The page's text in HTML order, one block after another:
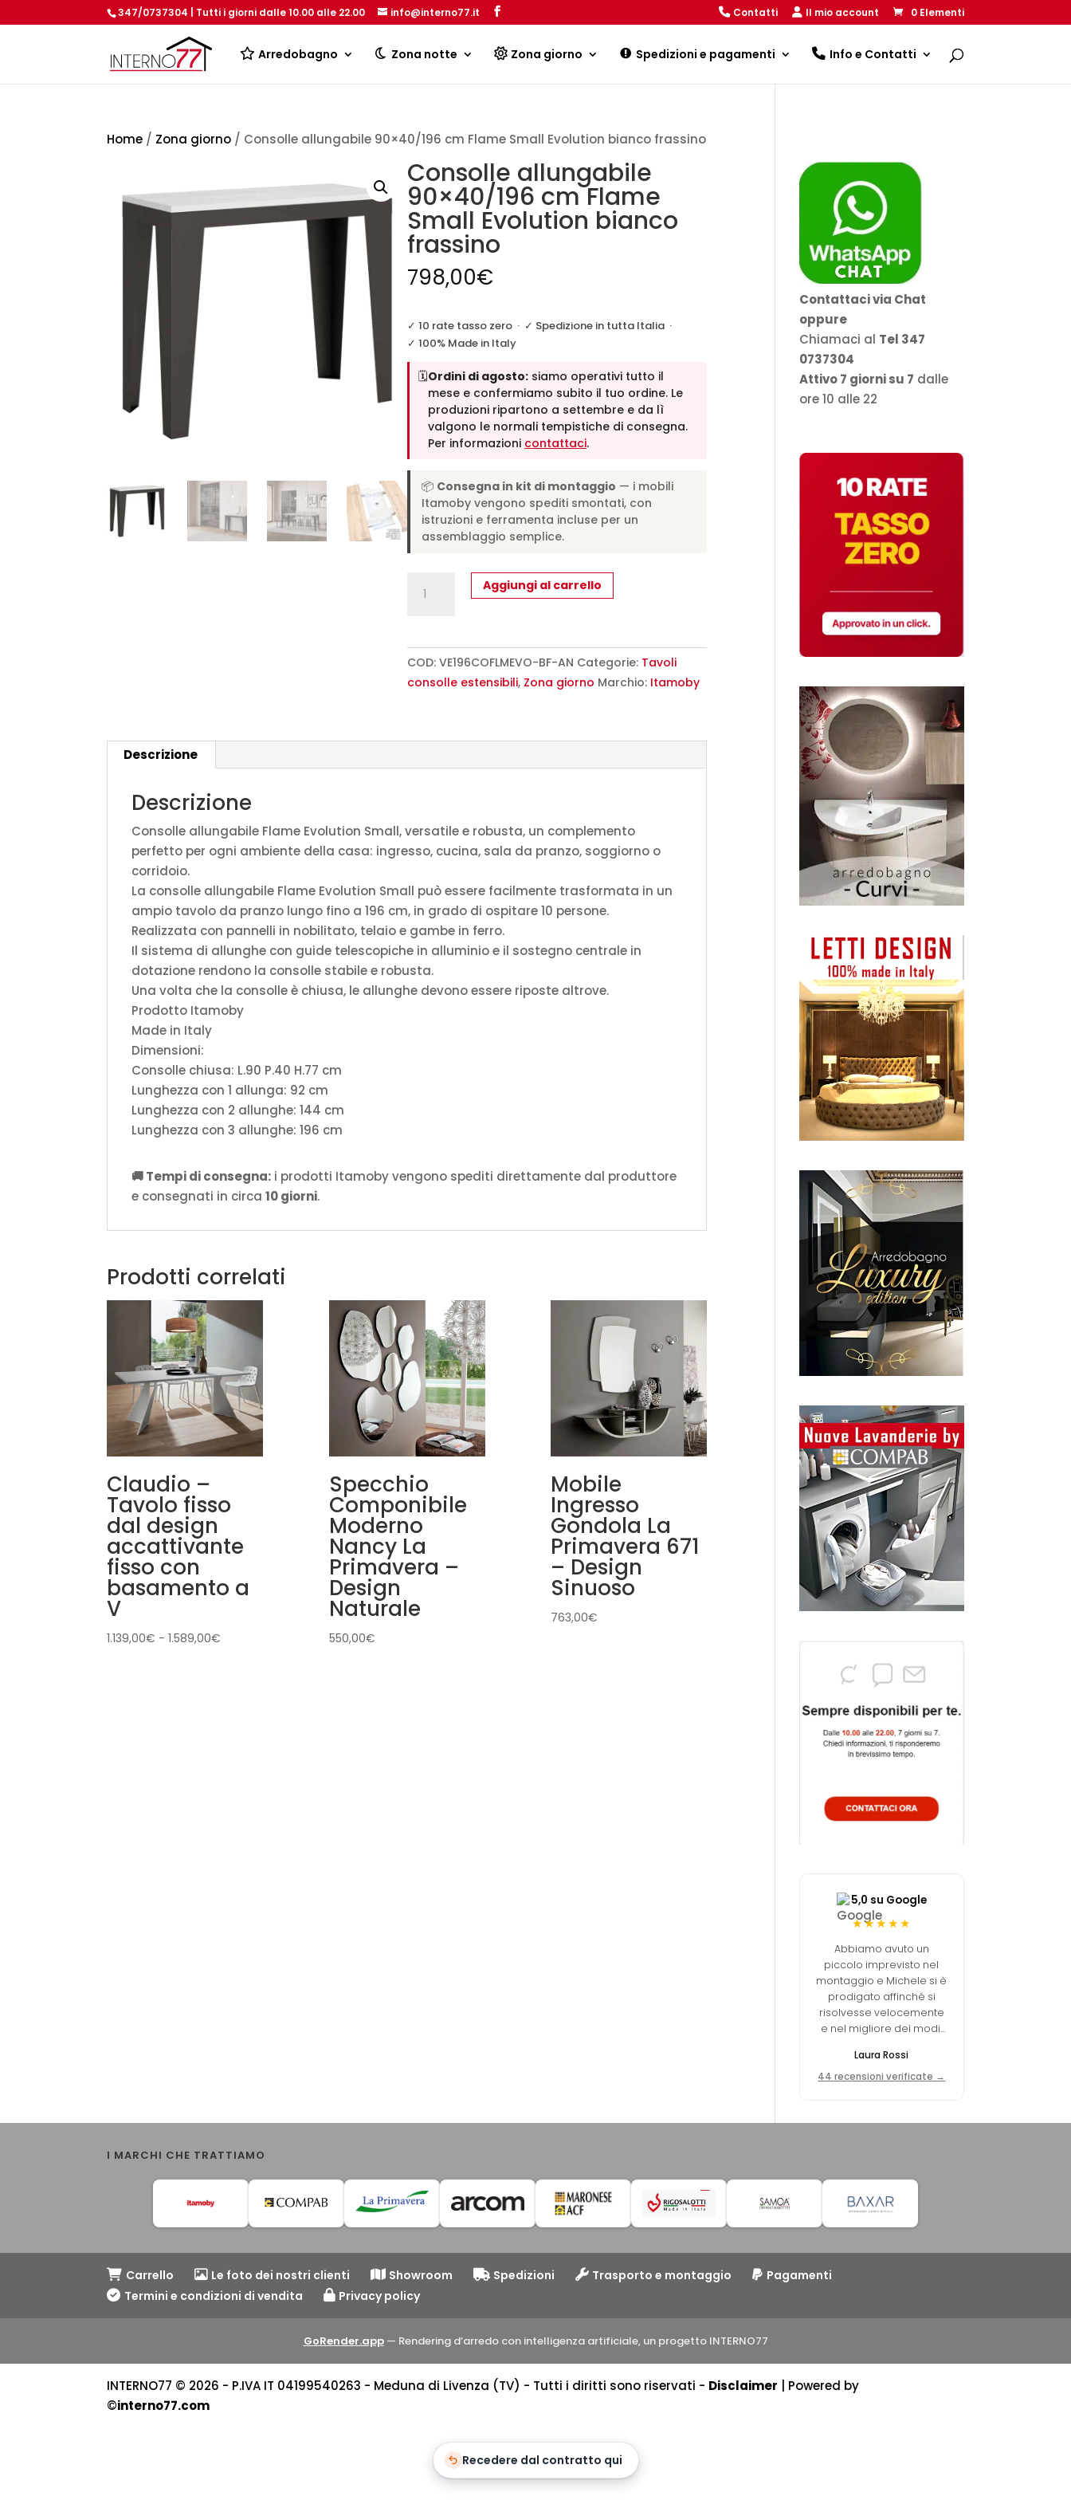
347/0737304 | Tutti i giorni dalle 10.00 alle 22.00 info@interno77.it Contatti Il mio account 0 Elementi
Arredobagno Zona notte Zona giorno Spedizioni e pagamenti Info e Contatti
Products
Home / Zona giorno / Consolle allungabile 90×40/196 cm Flame Small Evolution bianco frassino
Consolle allungabile
90×40/196 cm Flame
Small Evolution bianco
frassino
798,00€
✓ 10 rate tasso zero· ✓ Spedizione in tutta Italia·
✓ 100% Made in Italy
🗓️Ordini di agosto:siamo operativi tutto il
mese e confermiamo subito il tuo ordine. Le
produzioni ripartono a settembre e da lì
valgono le normali tempistiche di consegna.
Per informazioni contattaci.
📦 Consegna in kit di montaggio — i mobili
Itamoby vengono spediti smontati, con
istruzioni e ferramenta incluse per un
assemblaggio semplice.
allungabile
Flame
Small
frassino
Aggiungi al carrello
COD: VE196COFLMEVO-BF-AN Categorie: Tavoli
consolle estensibili, Zona giorno Marchio: Itamoby
Descrizione
Descrizione
Consolle allungabile Flame Evolution Small, versatile e robusta, un complemento
perfetto per ogni ambiente della casa: ingresso, cucina, sala da pranzo, soggiorno o
corridoio.
La consolle allungabile Flame Evolution Small può essere facilmente trasformata in un
ampio tavolo da pranzo lungo fino a 196 cm, in grado di ospitare 10 persone.
Realizzata con pannelli in nobilitato, telaio e gambe in ferro.
Il sistema di allunghe con guide telescopiche in alluminio e il sostegno centrale in
dotazione rendono la consolle stabile e robusta.
Una volta che la consolle è chiusa, le allunghe devono essere riposte altrove.
Prodotto Itamoby
Made in Italy
Dimensioni:
Consolle chiusa: L.90 P.40 H.77 cm
Lunghezza con 1 allunga: 92 cm
Lunghezza con 2 allunghe: 144 cm
Lunghezza con 3 allunghe: 196 cm
🚚 Tempi di consegna: i prodotti Itamoby vengono spediti direttamente dal produttore
e consegnati in circa10 giorni.
Prodotti correlati
Claudio –
Tavolo fisso
dal design
accattivante
fisso con
basamento a
V
1.139,00€ - 1.589,00€
Specchio
Componibile
Moderno
Nancy La
Primavera –
Design
Naturale
550,00€
Mobile
Ingresso
Gondola La
Primavera 671
– Design
Sinuoso
763,00€
Contattaci via Chat
oppure
Chiamaci al Tel 347
0737304
Attivo 7 giorni su 7 dalle
ore 10 alle 22
5,0 su Google
★★★★★
Abbiamo avuto un
piccolo imprevisto nel
montaggio e Michele si è
prodigato affinché si
risolvesse velocemente
e nel migliore dei modi.
negozio online.
Laura Rossi
44 recensioni verificate →
I MARCHI CHE TRATTIAMO
Carrello Le foto dei nostri clienti Showroom Spedizioni Trasporto e montaggio
Pagamenti
Termini e condizioni di vendita
Privacy policy
GoRender.app— Rendering d’arredo con intelligenza artificiale, un progetto INTERNO77
INTERNO77 © 2026 - P.IVA IT 04199540263 - Meduna di Livenza (TV) - Tutti i diritti sono riservati - Disclaimer | Powered by
©interno77.com
Recedere dal contratto qui